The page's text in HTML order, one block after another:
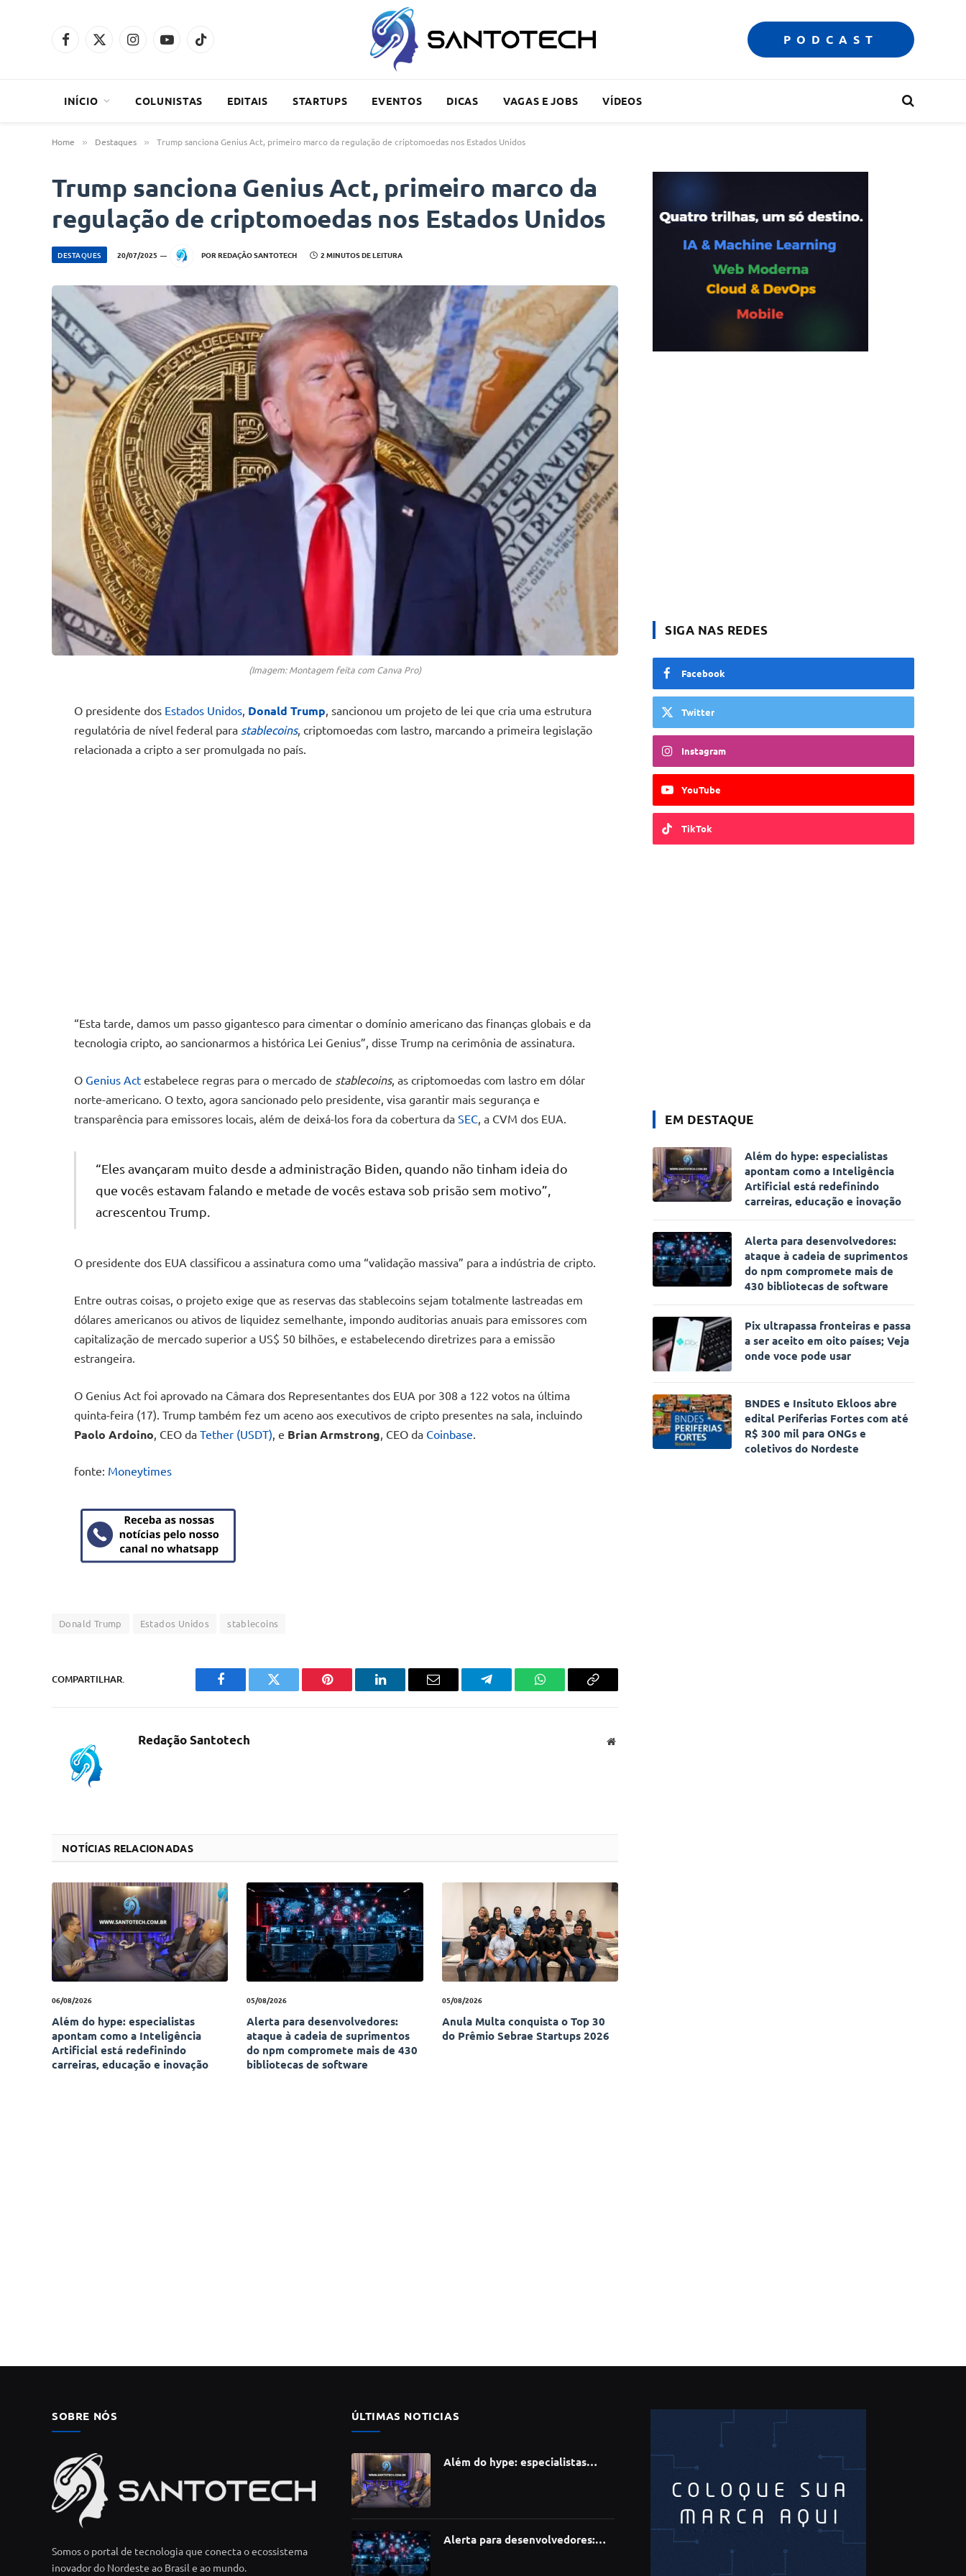
Facebook
X
InstagramYouTubeTikTok PODCAST
INÍCIO COLUNISTAS EDITAIS STARTUPS EVENTOS DICAS VAGAS E JOBS VÍDEOS
Home » Destaques » Trump sanciona Genius Act, primeiro marco da regulação de criptomoedas nos Estados Unidos
Trump sanciona Genius Act, primeiro marco da
regulação de criptomoedas nos Estados Unidos
DESTAQUES 20/07/2025 POR REDAÇÃO SANTOTECH 2 MINUTOS DE LEITURA
(Imagem: Montagem feita com Canva Pro)
O presidente dos Estados Unidos, Donald Trump, sancionou um projeto de lei que cria uma estrutura
regulatória de nível federal para stablecoins, criptomoedas com lastro, marcando a primeira legislação
relacionada a cripto a ser promulgada no país.
“Esta tarde, damos um passo gigantesco para cimentar o domínio americano das finanças globais e da
tecnologia cripto, ao sancionarmos a histórica Lei Genius”, disse Trump na cerimônia de assinatura.
O Genius Act estabelece regras para o mercado de stablecoins, as criptomoedas com lastro em dólar
norte-americano. O texto, agora sancionado pelo presidente, visa garantir mais segurança e
transparência para emissores locais, além de deixá-los fora da cobertura da SEC , a CVM dos EUA.
“Eles avançaram muito desde a administração Biden, quando não tinham ideia do
que vocês estavam falando e metade de vocês estava sob prisão sem motivo”,
acrescentou Trump.
O presidente dos EUA classificou a assinatura como uma “validação massiva” para a indústria de cripto.
Entre outras coisas, o projeto exige que as reservas das stablecoins sejam totalmente lastreadas em
dólares americanos ou ativos de liquidez semelhante, impondo auditorias anuais para emissores com
capitalização de mercado superior a US$ 50 bilhões, e estabelecendo diretrizes para a emissão
estrangeira.
O Genius Act foi aprovado na Câmara dos Representantes dos EUA por 308 a 122 votos na última
quinta-feira (17). Trump também fez um aceno aos executivos de cripto presentes na sala, incluindo
Paolo Ardoino , CEO da Tether (USDT) , e Brian Armstrong , CEO da Coinbase
fonte: Moneytimes
Donald Trump Estados Unidos stablecoins
COMPARTILHAR.
Facebook Twitter Pinterest LinkedIn Email Telegram WhatsAppCopiar
Redação Santotech Website
NOTÍCIAS RELACIONADAS
06/08/2026
Além do hype: especialistas
apontam como a Inteligência
Artificial está redefinindo
carreiras, educação e inovação
05/08/2026
Alerta para desenvolvedores:
ataque à cadeia de suprimentos
do npm compromete mais de 430
bibliotecas de software
05/08/2026
Anula Multa conquista o Top 30
do Prêmio Sebrae Startups 2026
SIGA NAS REDES
Facebook
Twitter
Instagram
YouTube
TikTok
EM DESTAQUE
Além do hype: especialistas
apontam como a Inteligência
Artificial está redefinindo
carreiras, educação e inovação
Alerta para desenvolvedores:
ataque à cadeia de suprimentos
do npm compromete mais de
430 bibliotecas de software
Pix ultrapassa fronteiras e passa
a ser aceito em oito países; Veja
onde voce pode usar
BNDES e Insituto Ekloos abre
edital Periferias Fortes com até
R$ 300 mil para ONGs e
coletivos do Nordeste
SOBRE NÓS
Somos o portal de tecnologia que conecta o ecossistema
inovador do Nordeste ao Brasil e ao mundo.
ÚLTIMAS NOTICIAS
Além do hype: especialistas
Alerta para desenvolvedores: